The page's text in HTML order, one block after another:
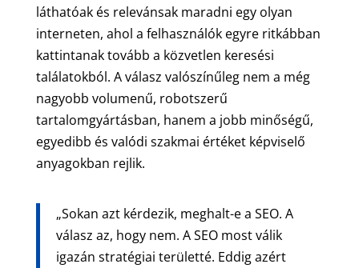
láthatóak és relevánsak maradni egy olyan
interneten, ahol a felhasználók egyre ritkábban
kattintanak tovább a közvetlen keresési
találatokból. A válasz valószínűleg nem a még
nagyobb volumenű, robotszerű
tartalomgyártásban, hanem a jobb minőségű,
egyedibb és valódi szakmai értéket képviselő
anyagokban rejlik.
„Sokan azt kérdezik, meghalt-e a SEO. A
válasz az, hogy nem. A SEO most válik
igazán stratégiai területté. Eddig azért